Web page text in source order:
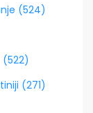
(524)
(271)